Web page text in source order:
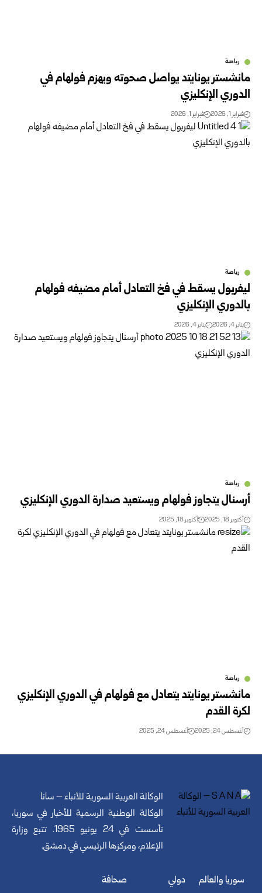
رياضة
مانشستر يونايتد يواصل صحوته ويهزم فولهام في
الدوري الإنكليزي
فبراير 1, 2026 فبراير 1, 2026
رياضة
ليفربول يسقط في فخ التعادل أمام مضيفه فولهام
بالدوري الإنكليزي
يناير 4, 2026 يناير 4, 2026
رياضة
أرسنال يتجاوز فولهام ويستعيد صدارة الدوري الإنكليزي
أكتوبر 18, 2025 أكتوبر 18, 2025
رياضة
مانشستر يونايتد يتعادل مع فولهام في الدوري الإنكليزي
لكرة القدم
أغسطس 24, 2025 أغسطس 24, 2025
الوكالة العربية السورية للأنباء – سانا
الوكالة الوطنية الرسمية للأخبار في سوريا،
تأسست في 24 يونيو 1965. تتبع وزارة
الإعلام، ومركزها الرئيسي في دمشق.
سوريا والعالم دولي صحافة